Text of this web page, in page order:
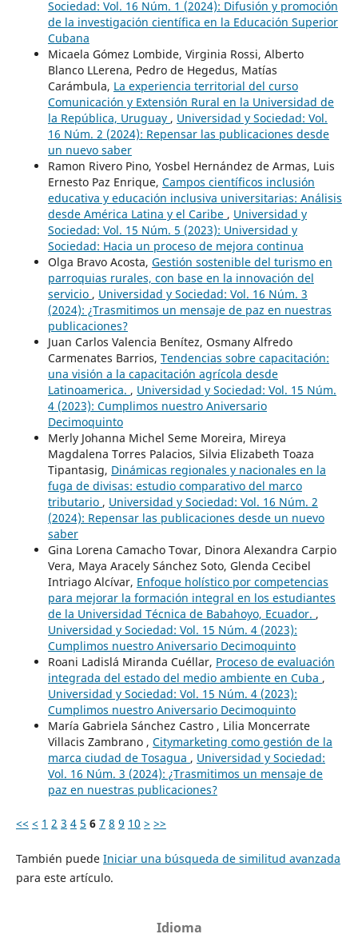
Sociedad: Vol. 16 Núm. 1 (2024): Difusión y promoción
de la investigación científica en la Educación Superior
Cubana
Micaela Gómez Lombide, Virginia Rossi, Alberto
Blanco LLerena, Pedro de Hegedus, Matías
Carámbula, La experiencia territorial del curso
Comunicación y Extensión Rural en la Universidad de
la República, Uruguay , Universidad y Sociedad: Vol.
16 Núm. 2 (2024): Repensar las publicaciones desde
un nuevo saber
Ramon Rivero Pino, Yosbel Hernández de Armas, Luis
Ernesto Paz Enrique, Campos científicos inclusión
educativa y educación inclusiva universitarias: Análisis
desde América Latina y el Caribe , Universidad y
Sociedad: Vol. 15 Núm. 5 (2023): Universidad y
Sociedad: Hacia un proceso de mejora continua
Olga Bravo Acosta, Gestión sostenible del turismo en
parroquias rurales, con base en la innovación del
servicio , Universidad y Sociedad: Vol. 16 Núm. 3
(2024): ¿Trasmitimos un mensaje de paz en nuestras
publicaciones?
Juan Carlos Valencia Benítez, Osmany Alfredo
Carmenates Barrios, Tendencias sobre capacitación:
una visión a la capacitación agrícola desde
Latinoamerica. , Universidad y Sociedad: Vol. 15 Núm.
4 (2023): Cumplimos nuestro Aniversario
Decimoquinto
Merly Johanna Michel Seme Moreira, Mireya
Magdalena Torres Palacios, Silvia Elizabeth Toaza
Tipantasig, Dinámicas regionales y nacionales en la
fuga de divisas: estudio comparativo del marco
tributario , Universidad y Sociedad: Vol. 16 Núm. 2
(2024): Repensar las publicaciones desde un nuevo
saber
Gina Lorena Camacho Tovar, Dinora Alexandra Carpio
Vera, Maya Aracely Sánchez Soto, Glenda Cecibel
Intriago Alcívar, Enfoque holístico por competencias
para mejorar la formación integral en los estudiantes
de la Universidad Técnica de Babahoyo, Ecuador. ,
Universidad y Sociedad: Vol. 15 Núm. 4 (2023):
Cumplimos nuestro Aniversario Decimoquinto
Roani Ladislá Miranda Cuéllar, Proceso de evaluación
integrada del estado del medio ambiente en Cuba ,
Universidad y Sociedad: Vol. 15 Núm. 4 (2023):
Cumplimos nuestro Aniversario Decimoquinto
María Gabriela Sánchez Castro , Lilia Moncerrate
Villacis Zambrano , Citymarketing como gestión de la
marca ciudad de Tosagua , Universidad y Sociedad:
Vol. 16 Núm. 3 (2024): ¿Trasmitimos un mensaje de
paz en nuestras publicaciones?
<< < 1 2 3 4 5 6 7 8 9 10 > >>
También puede Iniciar una búsqueda de similitud avanzada
para este artículo.
Idioma